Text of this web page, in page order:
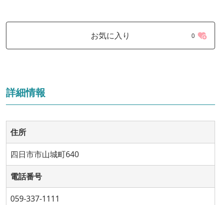
お気に入り 0
詳細情報
住所
四日市市山城町640
電話番号
059-337-1111